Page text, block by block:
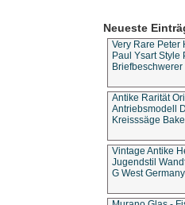
Neueste
Very Rare Peter
Paul Ysart Style
Briefbeschwerer
Antike Rarität
Antriebsmodell
Kreisssäge
Vintage Antike
Jugendstil
G West Germany